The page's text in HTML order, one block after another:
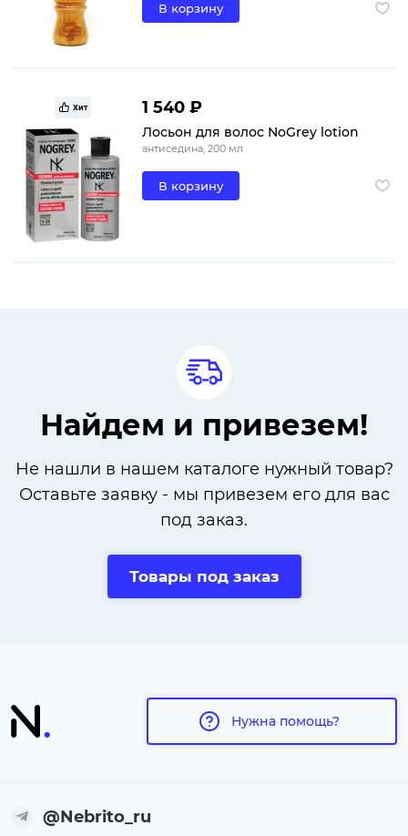
В корзину
Хит 1 540 ₽
Лосьон для волос NoGrey lotion
антиседина, 200 мл
В корзину
Найдем и привезем!
Не нашли в нашем каталоге нужный товар?
Оставьте заявку - мы привезем его для вас
под заказ.
Товары под заказ
Нужна помощь?
@Nebrito_ru